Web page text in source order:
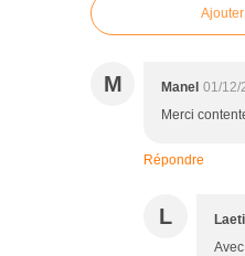
M Manel 01/12/
Merci
Répondre
L